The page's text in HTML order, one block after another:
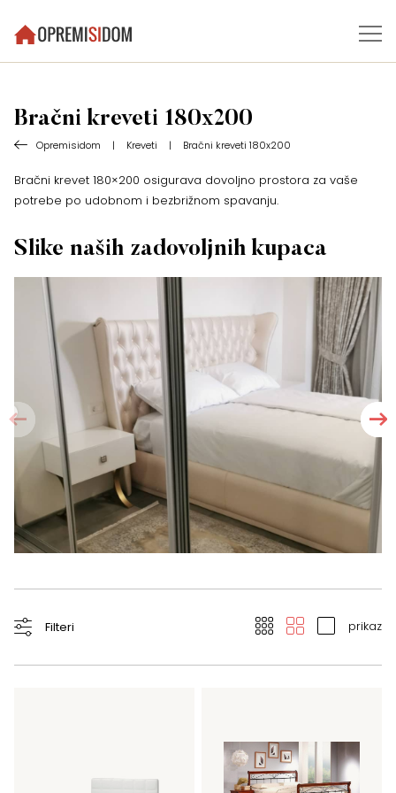
Bračni kreveti 180x200
Opremisidom | Kreveti | Bračni kreveti 180x200
Bračni krevet 180×200 osigurava dovoljno prostora za vaše
potrebe po udobnom i bezbrižnom spavanju.
Slike naših zadovoljnih kupaca
Filteri prikaz